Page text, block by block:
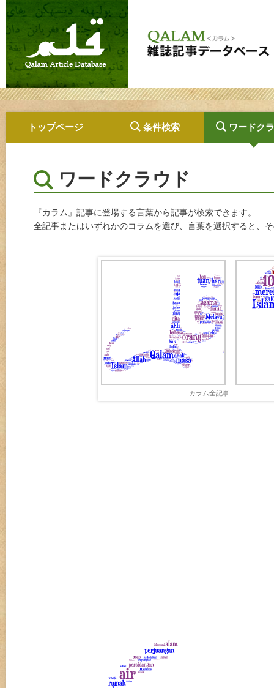
トップページ 条件検索 ワードク
ワードクラウド
『カラム』記事に登場する言葉から記事が検索できます。
全記事またはいずれかのコラムを選び、言葉を選択すると、
カラム全記事